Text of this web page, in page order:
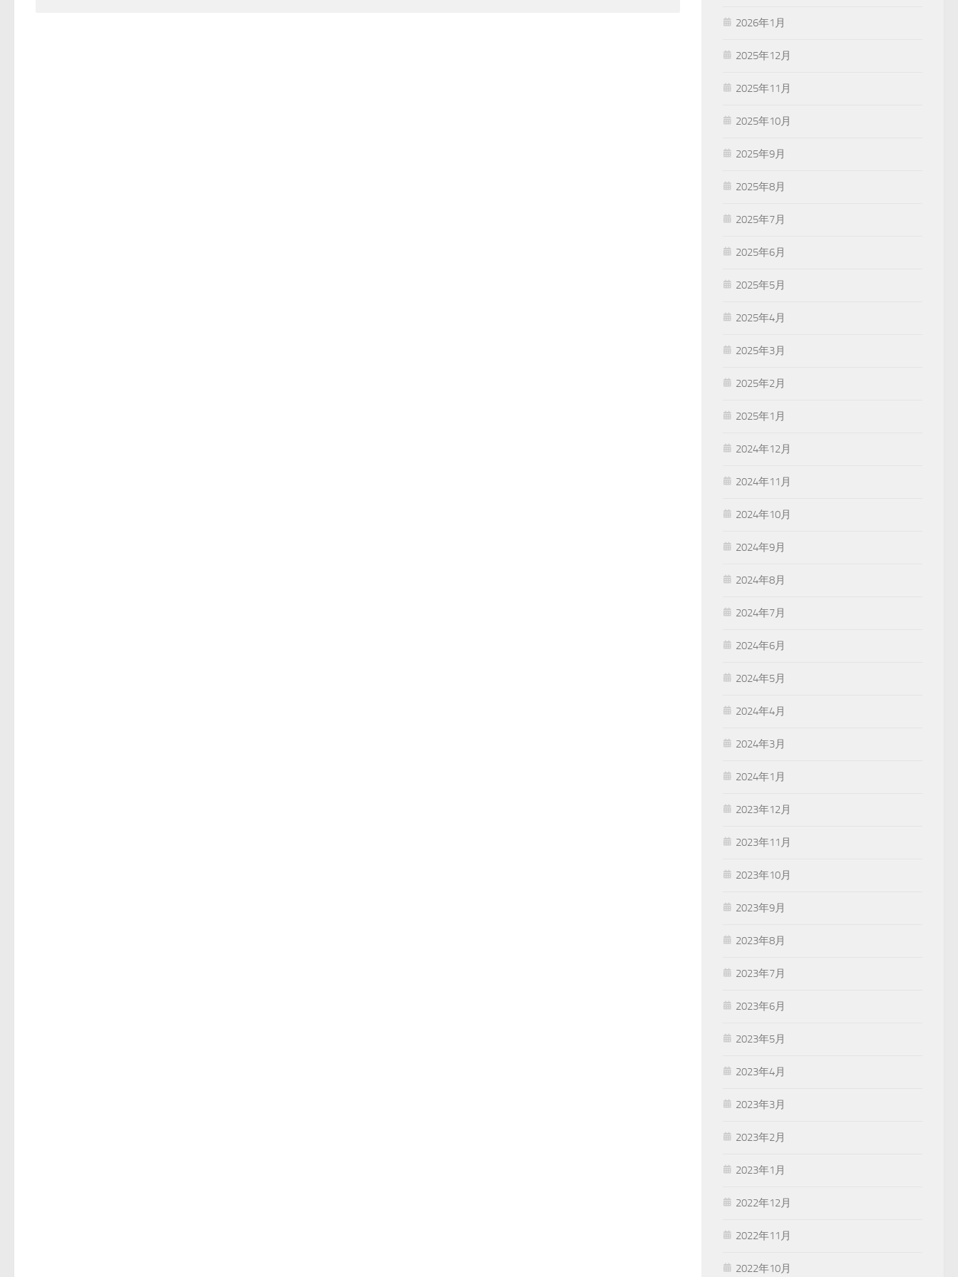
2026年1月
2025年12月
2025年11月
2025年10月
2025年9月
2025年8月
2025年7月
2025年6月
2025年5月
2025年4月
2025年3月
2025年2月
2025年1月
2024年12月
2024年11月
2024年10月
2024年9月
2024年8月
2024年7月
2024年6月
2024年5月
2024年4月
2024年3月
2024年1月
2023年12月
2023年11月
2023年10月
2023年9月
2023年8月
2023年7月
2023年6月
2023年5月
2023年4月
2023年3月
2023年2月
2023年1月
2022年12月
2022年11月
2022年10月